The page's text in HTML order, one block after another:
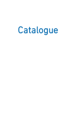
Catalogue